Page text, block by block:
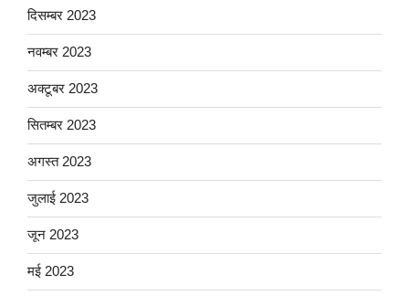
दिसम्बर 2023
नवम्बर 2023
अक्टूबर 2023
सितम्बर 2023
अगस्त 2023
जुलाई 2023
जून 2023
मई 2023